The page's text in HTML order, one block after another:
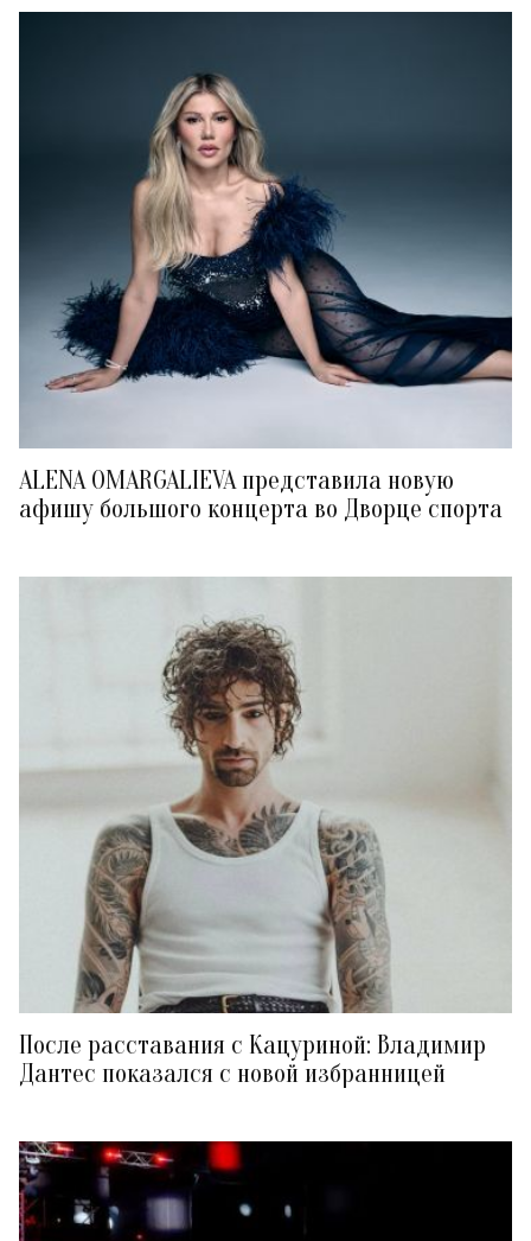
ALENA OMARGALIEVA представила новую
афишу большого концерта во Дворце спорта
После расставания с Кацуриной: Владимир
Дантес показался с новой избранницей